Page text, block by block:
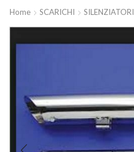
Home SCARICHI SILENZIATORI